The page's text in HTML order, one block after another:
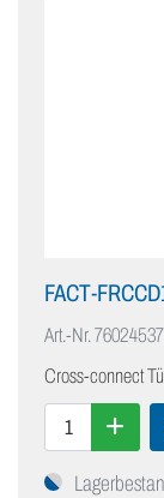
FACT-
Art.-Nr.
Cross-connect